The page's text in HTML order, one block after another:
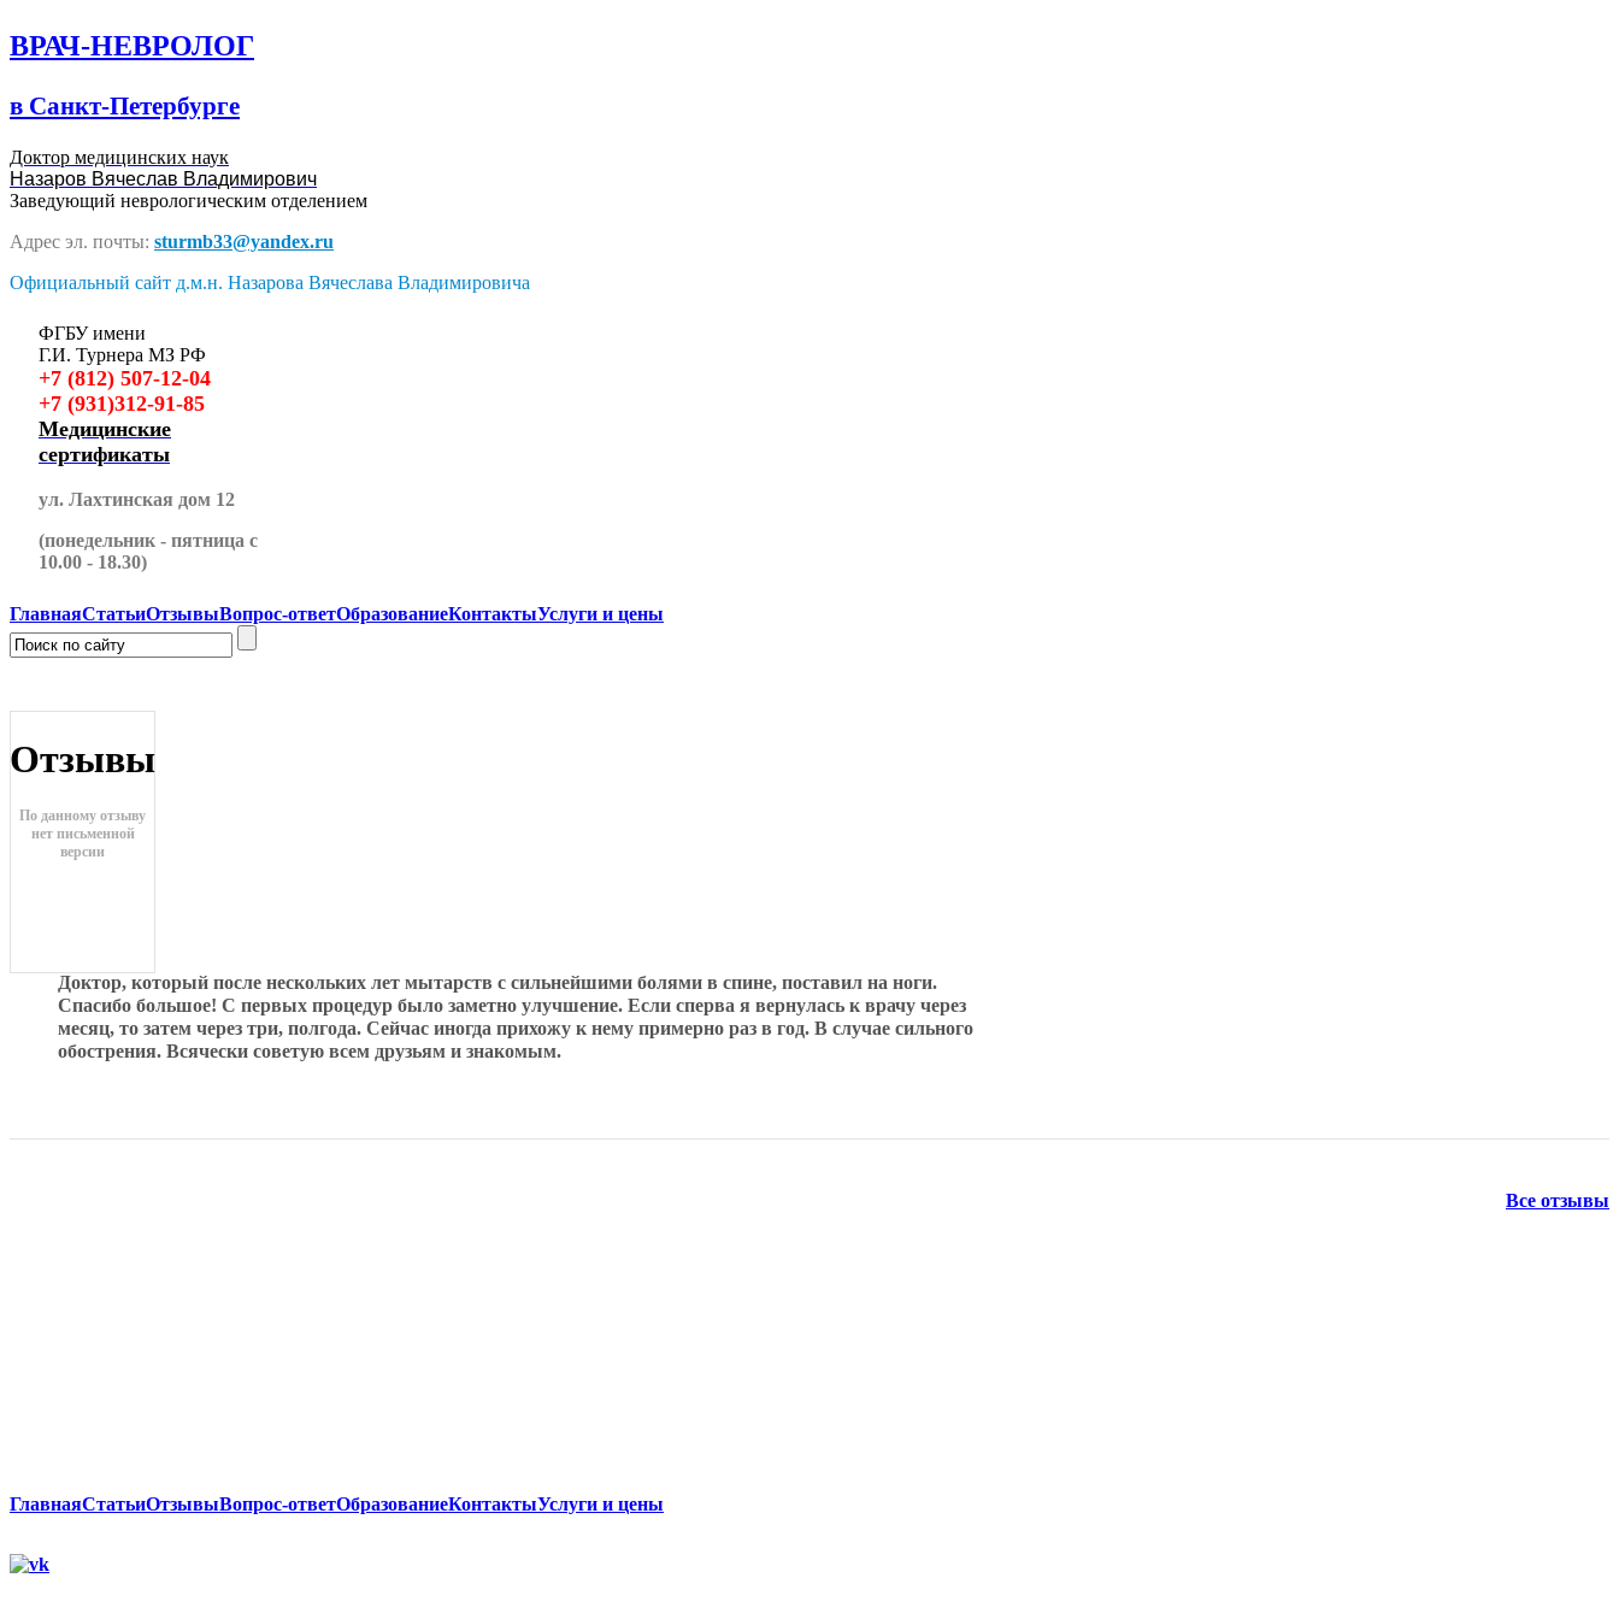
ВРАЧ-НЕВРОЛОГ
в Санкт-Петербурге
Доктор медицинских наук
Назаров Вячеслав Владимирович
Заведующий неврологическим отделением
Адрес эл. почты: sturmb33@yandex.ru
Официальный сайт д.м.н. Назарова Вячеслава Владимировича
ФГБУ имени
Г.И. Турнера МЗ РФ
+7 (812) 507-12-04
+7 (931)312-91-85
Медицинские
сертификаты
ул. Лахтинская дом 12
(понедельник - пятница с
10.00 - 18.30)
ГлавнаяСтатьиОтзывыВопрос-ответОбразованиеКонтактыУслуги и цены
Отзывы
По данному отзыву
нет письменной
версии
Доктор, который после нескольких лет мытарств с сильнейшими болями в спине, поставил на ноги.
Спасибо большое! С первых процедур было заметно улучшение. Если сперва я вернулась к врачу через
месяц, то затем через три, полгода. Сейчас иногда прихожу к нему примерно раз в год. В случае сильного
обострения. Всячески советую всем друзьям и знакомым.
Все отзывы
ГлавнаяСтатьиОтзывыВопрос-ответОбразованиеКонтактыУслуги и цены